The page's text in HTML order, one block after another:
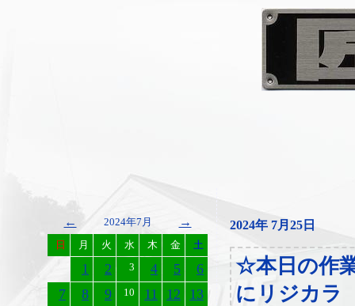
← 2024年7月 →
日 月 火 水 木 金 土
1 2 3 4 5
6
7
8 9 10 11 12
13
2024年 7月25日
☆本日の作
にリジカラ